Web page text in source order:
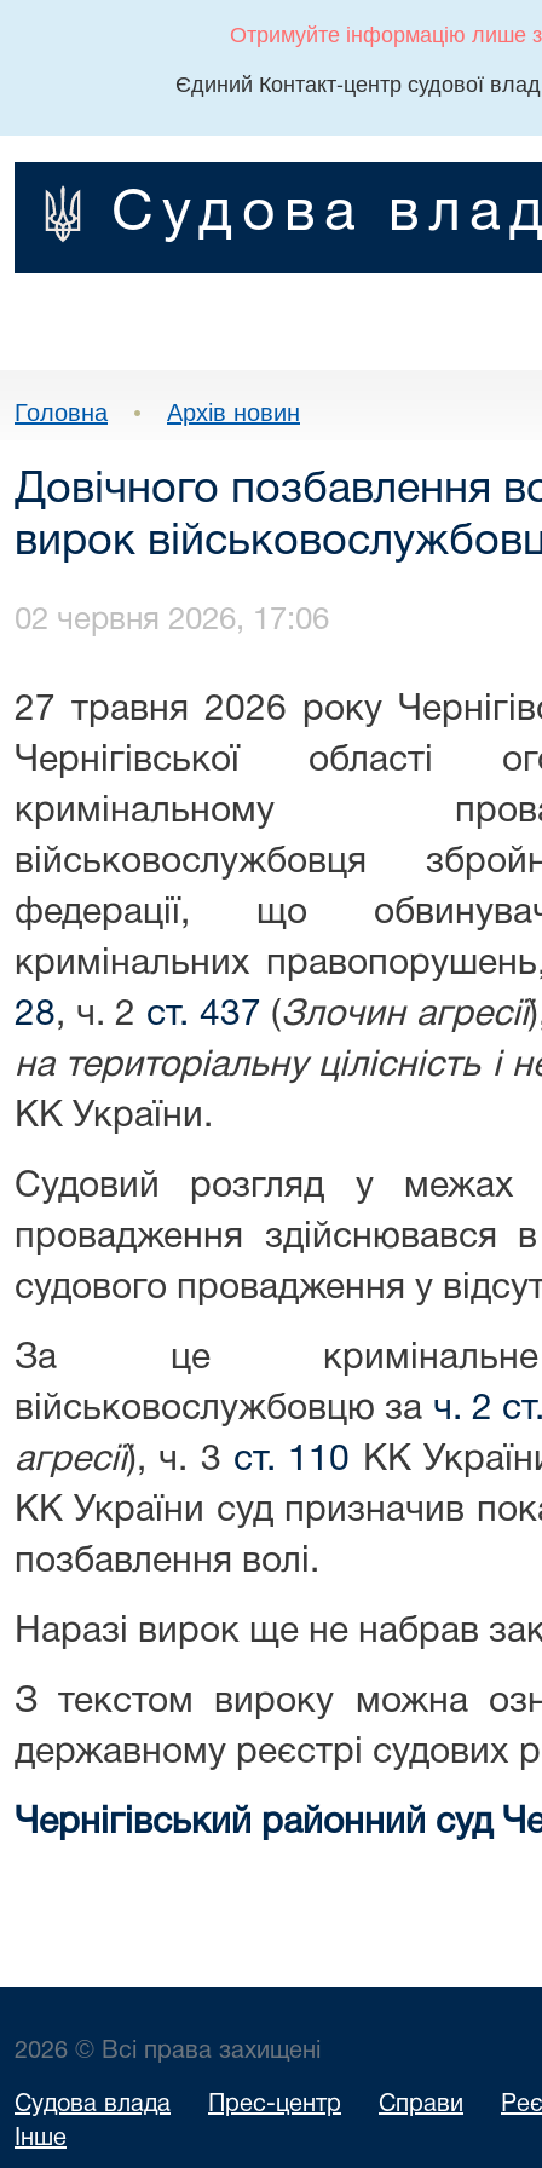
Отримуйте інформацію лише
Єдиний Контакт-центр судової
Судова
Головна • Архів новин
Довічного позбавлення
вирок
02 червня 2026, 17:06
27 травня 2026 року
Чернігівської
кримінальному
військовослужбовця
федерації, що
кримінальних
28, ч. 2 ст. 437 (Злочин агресії
на територіальну цілісність і
КК України.
Судовий розгляд у межах
провадження здійснювався
судового провадження у
За це кримінальне
військовослужбовцю за ч. 2
агресії), ч. 3 ст. 110
КК
КК України суд призначив
позбавлення волі.
Наразі вирок ще не набрав
З текстом вироку можна
державному реєстрі судових
Чернігівський районний суд
2026 © Всі права захищені
Судова влада Прес-центр Справи
Інше